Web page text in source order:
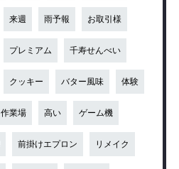
来週 雨予報 お取引様
プレミアム 千寿せんべい
クッキー バター風味 体験
作業場 高い ゲーム機
前掛けエプロン リメイク